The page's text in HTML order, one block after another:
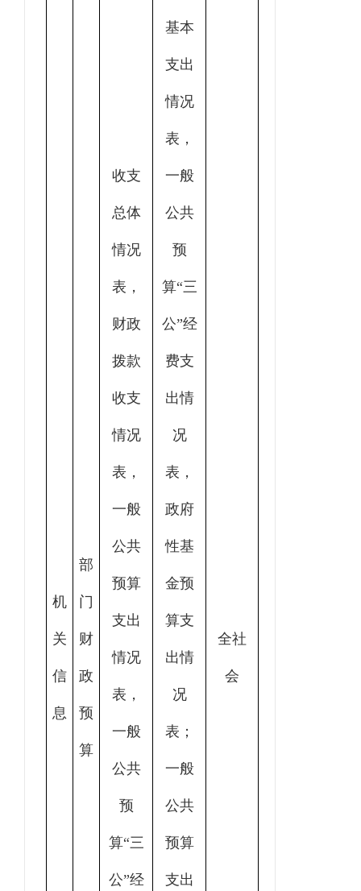
机
关
信
息
部
门
财
政
预
算
收支
总体
情况
表，
财政
拨款
收支
情况
表，
一般
公共
预算
支出
情况
表，
一般
公共
预
算“三
公”经
基本
支出
情况
表，
一般
公共
预
算“三
公”经
费支
出情
况
表，
政府
性基
金预
算支
出情
况
表；
一般
公共
预算
支出
全社
会